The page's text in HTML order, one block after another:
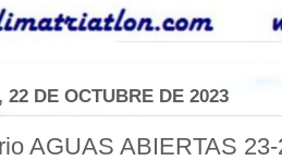
22 DE OCTUBRE DE 2023
AGUAS ABIERTAS